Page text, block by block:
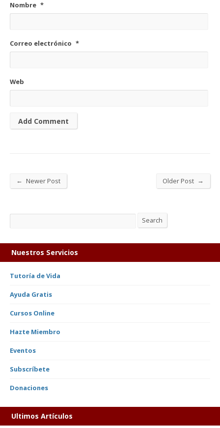
Nombre *
Correo electrónico *
Web
← Newer Post Older Post →
Search Search
Nuestros Servicios
Tutoría de Vida
Ayuda Gratis
Cursos Online
Hazte Miembro
Eventos
Subscríbete
Donaciones
Ultimos Artículos